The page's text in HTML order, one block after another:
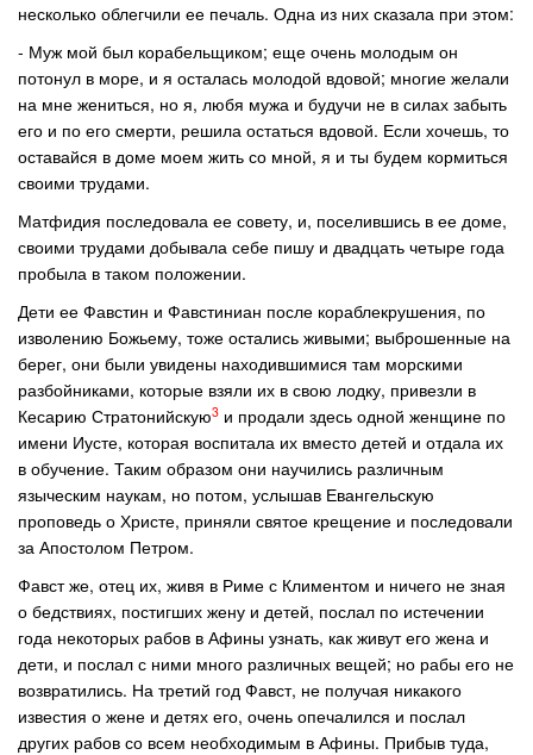
несколько облегчили ее печаль. Одна из них сказала при этом:
- Муж мой был корабельщиком; еще очень молодым он
потонул в море, и я осталась молодой вдовой; многие желали
на мне жениться, но я, любя мужа и будучи не в силах забыть
его и по его смерти, решила остаться вдовой. Если хочешь, то
оставайся в доме моем жить со мной, я и ты будем кормиться
своими трудами.
Матфидия последовала ее совету, и, поселившись в ее доме,
своими трудами добывала себе пишу и двадцать четыре года
пробыла в таком положении.
Дети ее Фавстин и Фавстиниан после кораблекрушения, по
изволению Божьему, тоже остались живыми; выброшенные на
берег, они были увидены находившимися там морскими
разбойниками, которые взяли их в свою лодку, привезли в
Кесарию Стратонийскую3 и продали здесь одной женщине по
имени Иусте, которая воспитала их вместо детей и отдала их
в обучение. Таким образом они научились различным
языческим наукам, но потом, услышав Евангельскую
проповедь о Христе, приняли святое крещение и последовали
за Апостолом Петром.
Фавст же, отец их, живя в Риме с Климентом и ничего не зная
о бедствиях, постигших жену и детей, послал по истечении
года некоторых рабов в Афины узнать, как живут его жена и
дети, и послал с ними много различных вещей; но рабы его не
возвратились. На третий год Фавст, не получая никакого
известия о жене и детях его, очень опечалился и послал
других рабов со всем необходимым в Афины. Прибыв туда,